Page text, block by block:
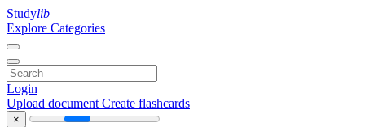
Studylib
Explore Categories
Login
Upload document Create flashcards
×